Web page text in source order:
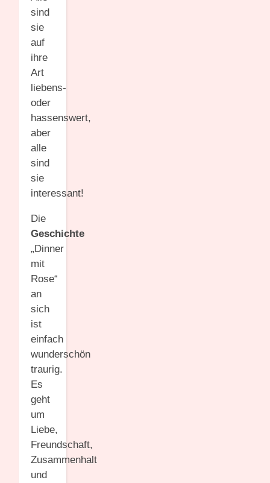
sind
sie
auf
ihre
Art
liebens-
oder
hassenswert,
aber
alle
sind
sie
interessant!
Die
Geschichte
„Dinner
mit
Rose“
an
sich
ist
einfach
wunderschön
traurig.
Es
geht
um
Liebe,
Freundschaft,
Zusammenhalt
und